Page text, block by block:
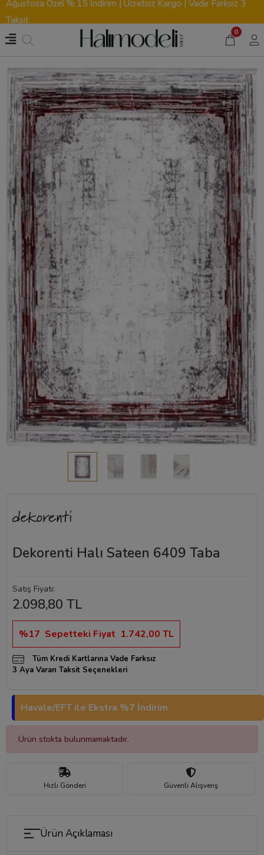
Ağustosa Özel % 15 İndirim | Ücretsiz Kargo | Vade Farksız 3
Taksit
0
Dekorenti Halı Sateen 6409 Taba
Satış Fiyatı:
2.098,80 TL
%17 Sepetteki Fiyat 1.742,00 TL
Tüm Kredi Kartlarına Vade Farksız
3 Aya Varan Taksit Seçenekleri
Havale/EFT ile Ekstra %7 İndirim
Ürün stokta bulunmamaktadır.
Hızlı Gönderi Güvenli Alışveriş
Ürün Açıklaması